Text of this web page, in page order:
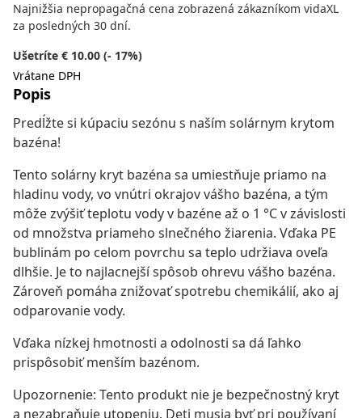
Najnižšia nepropagačná cena zobrazená zákazníkom vidaXL
za posledných 30 dní.
Ušetríte € 10.00 (- 17%)
Vrátane DPH
Popis
Predĺžte si kúpaciu sezónu s naším solárnym krytom
bazéna!
Tento solárny kryt bazéna sa umiestňuje priamo na
hladinu vody, vo vnútri okrajov vášho bazéna, a tým
môže zvýšiť teplotu vody v bazéne až o 1 °C v závislosti
od množstva priameho slnečného žiarenia. Vďaka PE
bublinám po celom povrchu sa teplo udržiava oveľa
dlhšie. Je to najlacnejší spôsob ohrevu vášho bazéna.
Zároveň pomáha znižovať spotrebu chemikálií, ako aj
odparovanie vody.
Vďaka nízkej hmotnosti a odolnosti sa dá ľahko
prispôsobiť menším bazénom.
Upozornenie: Tento produkt nie je bezpečnostný kryt
a nezabraňuje utopeniu. Deti musia byť pri používaní